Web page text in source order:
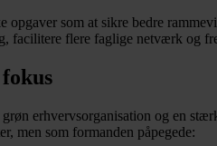
opgaver som at sikre bedre
facilitere flere faglige netværk og
erhvervsorganisation og en
men som formanden påpegede: